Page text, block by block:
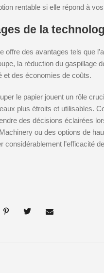
rentable si elle répond à
de la
offre des avantages tels que
la réduction du gaspillage
et des économies de coûts.
le papier jouent un rôle
plus étroits et utilisables.
des décisions éclairées
ou des options de
considérablement l’efficacité